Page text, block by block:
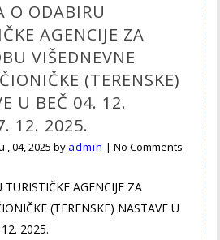
O ODABIRU
AGENCIJE ZA
VIŠEDNEVNE
(TERENSKE)
U BEČ 04. 12.
12. 2025.
04, 2025 by admin |No Comments
AGENCIJE ZA
(TERENSKE) NASTAVE U
2025.